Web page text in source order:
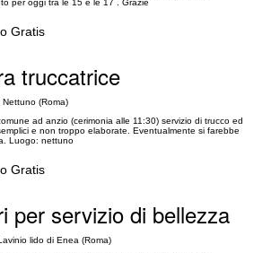
per oggi tra le 15 e le 17 . Grazie
Gratis
truccatrice
(Roma)
ad anzio (cerimonia alle 11:30) servizio di trucco ed
e non troppo elaborate. Eventualmente si farebbe
Luogo: nettuno
Gratis
per servizio di bellezza
lido di Enea (Roma)